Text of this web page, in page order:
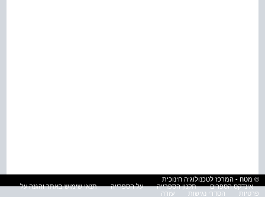
© מטח - המרכז לטכנולוגיה חינוכית
אינדקס הספרים
תקנון הספרייה על הספרייה
תנאי שימוש באתר והגנה על
פרטיות
הסדרי נגישות עזרה